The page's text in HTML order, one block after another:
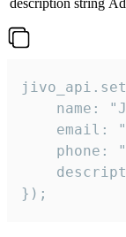
description string
name:
email:
phone:
});